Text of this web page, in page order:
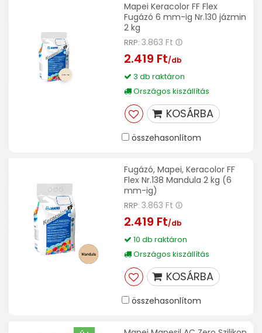
Mapei Keracolor FF Flex
Fugázó 6 mm-ig Nr.130 jázmin
2 kg
RRP: 3.863 Ft
2.419 Ft/db
3 db raktáron
Országos kiszállítás
KOSÁRBA
összehasonlítom
Fugázó, Mapei, Keracolor FF
Flex Nr.138 Mandula 2 kg (6
mm-ig)
RRP: 3.863 Ft
2.419 Ft/db
10 db raktáron
Országos kiszállítás
KOSÁRBA
összehasonlítom